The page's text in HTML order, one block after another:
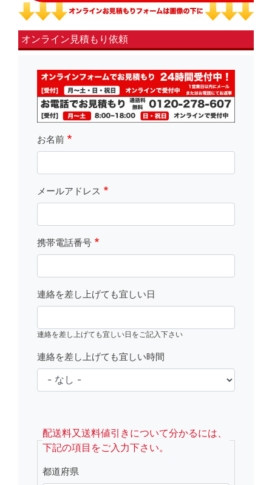
オンライン見積もり依頼
fsLeft
お名前
メールアドレス
携帯電話番号
連絡を差し上げても宜しい日
連絡を差し上げても宜しい日をご記入下さい
連絡を差し上げても宜しい時間
配送料又送料値引きについて分かるには、
下記の項目をご入力下さい。
都道府県